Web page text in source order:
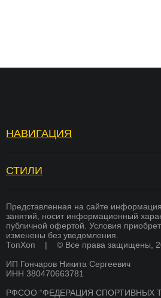
НАВИГАЦИЯ
Услуги
Памятка для родителей
Преподаватели
Стоимость
Расписание
О школе
Вопросы и ответы
Академия тренеров
Франшиза
Оплата
Магазин
Документы
СТИЛИ
ХИП ХОП
СОВРЕМЕННЫЕ ТАНЦЫ
K-POP
СКОРО
БРЕЙКИНГ
СКОРО
Представленная на сайте
занятий, носит информационный
публичной офертой. Условия
изменены без уведомления.
ТопХоп | © Все права защищены,
ИП Гончаров Никита Сергеевич
ИНН 380470663781
РФСОО “ФЕДЕРАЦИЯ СПОРТИВНЫХ